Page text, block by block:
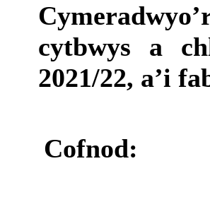
cytbwys a
2021/22, a’i
Cofnod: